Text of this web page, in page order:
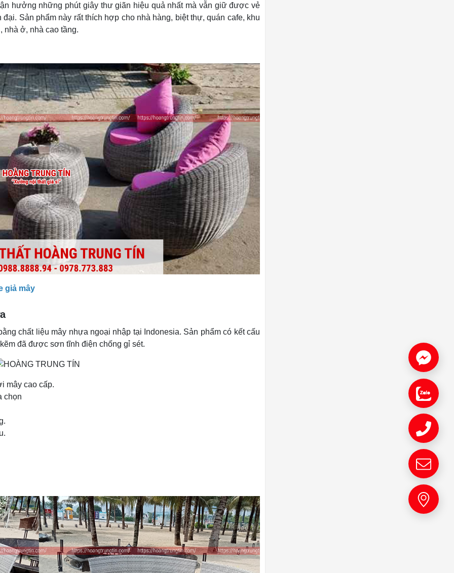
hưởng những phút giây thư giãn hiệu quả nhất mà vẫn giữ được vẻ
Sản phẩm này rất thích hợp cho nhà hàng, biệt thự, quán cafe, khu
nhà ở, nhà cao tầng.
giả mây
chất liệu mây nhựa ngoại nhập tại Indonesia. Sản phẩm có kết cấu
đã được sơn tĩnh điện chống gỉ sét.
mây cao cấp.
chọn